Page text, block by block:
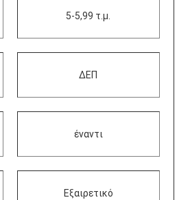
5-5,99 τ.μ.
ΔΕΠ
έναντι
Εξαιρετικό